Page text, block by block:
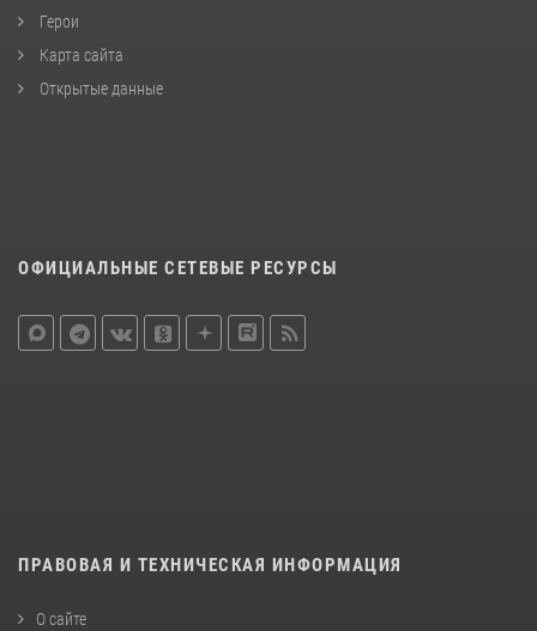
Герои
Карта сайта
Открытые данные
ОФИЦИАЛЬНЫЕ СЕТЕВЫЕ РЕСУРСЫ
ПРАВОВАЯ И ТЕХНИЧЕСКАЯ ИНФОРМАЦИЯ
О сайте